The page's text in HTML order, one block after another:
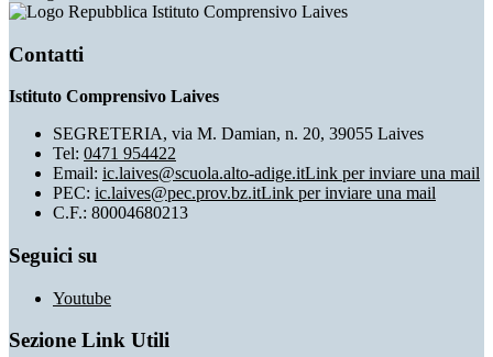
Istituto Comprensivo Laives
Contatti
Istituto Comprensivo Laives
SEGRETERIA, via M. Damian, n. 20, 39055 Laives
Tel: 0471 954422
Email: ic.laives@scuola.alto-adige.itLink per inviare una mail
PEC: ic.laives@pec.prov.bz.itLink per inviare una mail
C.F.: 80004680213
Seguici su
Youtube
Sezione Link Utili